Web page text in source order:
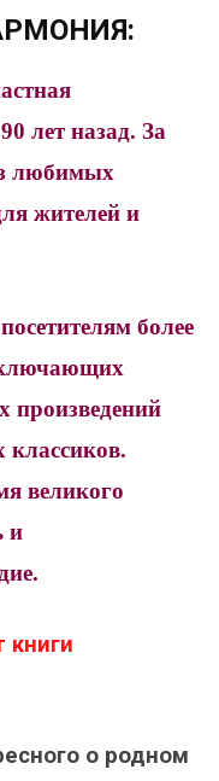
лет назад. За
любимых
жителей и
более
произведений
классиков.
великого
и
книги
о родном